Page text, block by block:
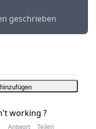
geschrieben
working ?
Antwort Teilen